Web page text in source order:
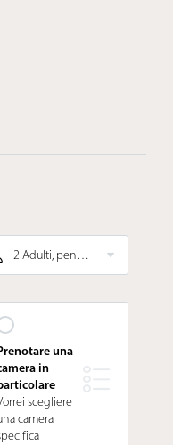
2 Adulti, pensione gourmet ¾
una
in
scegliere
camera